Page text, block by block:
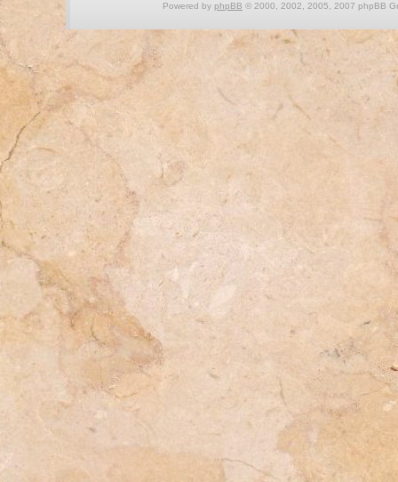
Powered by phpBB © 2000, 2002, 2005, 2007 phpBB